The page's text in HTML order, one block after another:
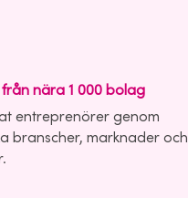
nära 1 000 bolag
entreprenörer genom
branscher, marknader och